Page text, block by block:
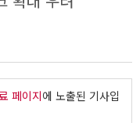
페이지에 노출된 기사입